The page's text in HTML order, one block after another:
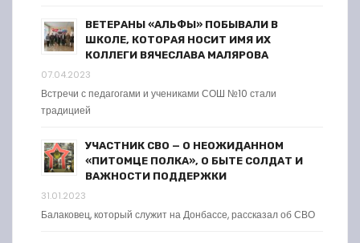
ВЕТЕРАНЫ «АЛЬФЫ» ПОБЫВАЛИ В
ШКОЛЕ, КОТОРАЯ НОСИТ ИМЯ ИХ
КОЛЛЕГИ ВЯЧЕСЛАВА МАЛЯРОВА
07.04.2023
Встречи с педагогами и учениками СОШ №10 стали
традицией
УЧАСТНИК СВО — О НЕОЖИДАННОМ
«ПИТОМЦЕ ПОЛКА», О БЫТЕ СОЛДАТ И
ВАЖНОСТИ ПОДДЕРЖКИ
31.01.2023
Балаковец, который служит на Донбассе, рассказал об СВО